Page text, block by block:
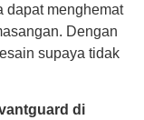
dapat menghemat
Dengan
supaya tidak
di